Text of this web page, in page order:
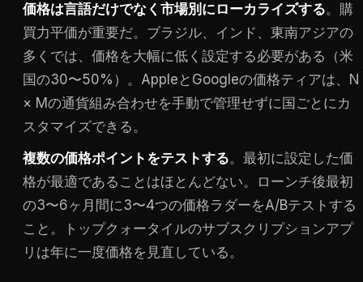
価格は言語だけでなく市場別にローカライズする。購
買力平価が重要だ。ブラジル、インド、東南アジアの
多くでは、価格を大幅に低く設定する必要がある（米
国の30〜50%）。AppleとGoogleの価格ティアは、N
× Mの通貨組み合わせを手動で管理せずに国ごとにカ
スタマイズできる。
複数の価格ポイントをテストする。最初に設定した価
格が最適であることはほとんどない。ローンチ後最初
の3〜6ヶ月間に3〜4つの価格ラダーをA/Bテストする
こと。トップクォータイルのサブスクリプションアプ
リは年に一度価格を見直している。